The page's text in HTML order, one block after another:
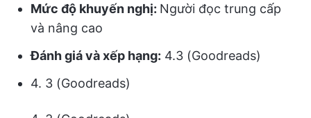
Mức độ khuyến nghị: Người đọc trung cấp
và nâng cao
Đánh giá và xếp hạng: 4.3 (Goodreads)
4. 3 (Goodreads)